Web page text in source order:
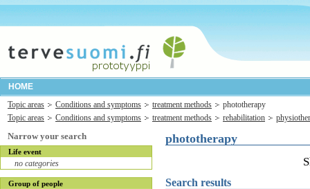
HOME
Topic areas
Conditions and symptoms treatment methods
phototherapy
Topic areas
Conditions and symptoms treatment methods rehabilitation
Narrow your search
Life event
no categories
Group of people
phototherapy
Search results